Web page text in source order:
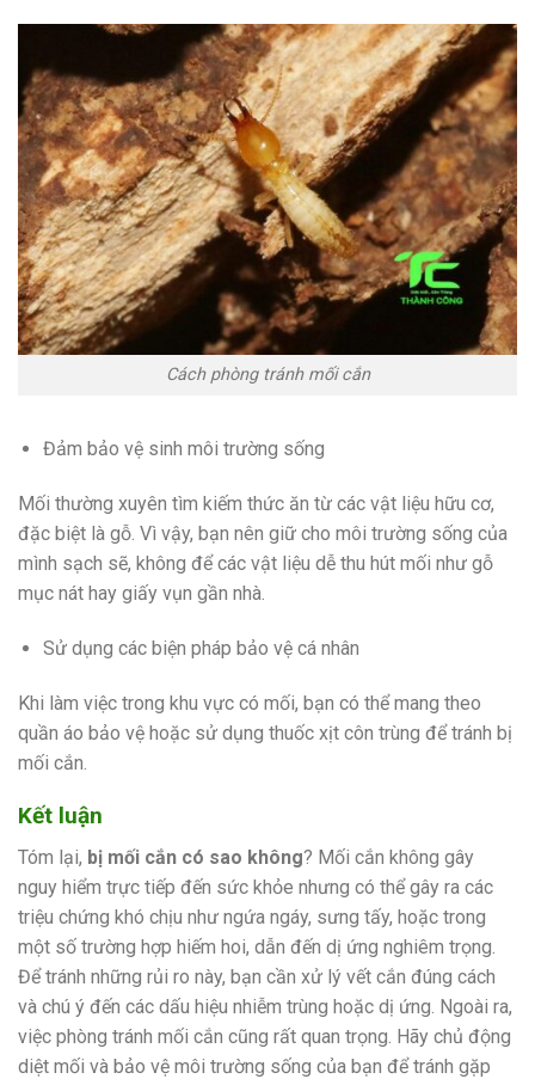
Cách phòng tránh mối cắn
Đảm bảo vệ sinh môi trường sống
Mối thường xuyên tìm kiếm thức ăn từ các vật liệu hữu cơ,
đặc biệt là gỗ. Vì vậy, bạn nên giữ cho môi trường sống của
mình sạch sẽ, không để các vật liệu dễ thu hút mối như gỗ
mục nát hay giấy vụn gần nhà.
Sử dụng các biện pháp bảo vệ cá nhân
Khi làm việc trong khu vực có mối, bạn có thể mang theo
quần áo bảo vệ hoặc sử dụng thuốc xịt côn trùng để tránh bị
mối cắn.
Kết luận
Tóm lại, bị mối cắn có sao không? Mối cắn không gây
nguy hiểm trực tiếp đến sức khỏe nhưng có thể gây ra các
triệu chứng khó chịu như ngứa ngáy, sưng tấy, hoặc trong
một số trường hợp hiếm hoi, dẫn đến dị ứng nghiêm trọng.
Để tránh những rủi ro này, bạn cần xử lý vết cắn đúng cách
và chú ý đến các dấu hiệu nhiễm trùng hoặc dị ứng. Ngoài ra,
việc phòng tránh mối cắn cũng rất quan trọng. Hãy chủ động
diệt mối và bảo vệ môi trường sống của bạn để tránh gặp